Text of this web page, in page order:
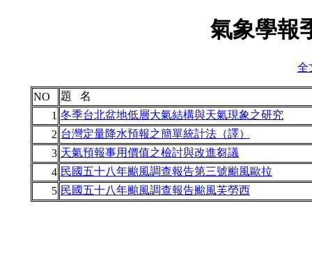
氣象學報
全
NO
題 名
1 冬季台北盆地低層大氣結構與天氣現象之研究
2 台灣定量降水預報之簡單統計法（譯）
3 天氣預報事用價值之檢討與改進芻議
4 民國五十八年颱風調查報告第三號颱風歐拉
5 民國五十八年颱風調查報告颱風芙勞西